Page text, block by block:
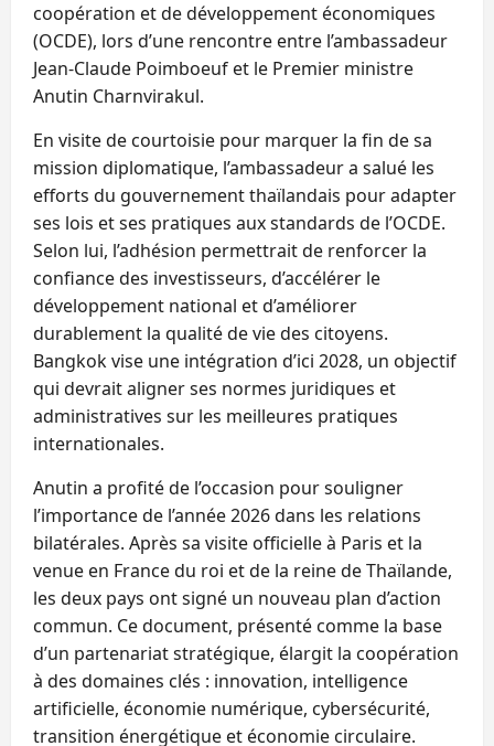
coopération et de développement économiques
(OCDE), lors d’une rencontre entre l’ambassadeur
Jean‑Claude Poimboeuf et le Premier ministre
Anutin Charnvirakul.
En visite de courtoisie pour marquer la fin de sa
mission diplomatique, l’ambassadeur a salué les
efforts du gouvernement thaïlandais pour adapter
ses lois et ses pratiques aux standards de l’OCDE.
Selon lui, l’adhésion permettrait de renforcer la
confiance des investisseurs, d’accélérer le
développement national et d’améliorer
durablement la qualité de vie des citoyens.
Bangkok vise une intégration d’ici 2028, un objectif
qui devrait aligner ses normes juridiques et
administratives sur les meilleures pratiques
internationales.
Anutin a profité de l’occasion pour souligner
l’importance de l’année 2026 dans les relations
bilatérales. Après sa visite officielle à Paris et la
venue en France du roi et de la reine de Thaïlande,
les deux pays ont signé un nouveau plan d’action
commun. Ce document, présenté comme la base
d’un partenariat stratégique, élargit la coopération
à des domaines clés : innovation, intelligence
artificielle, économie numérique, cybersécurité,
transition énergétique et économie circulaire.